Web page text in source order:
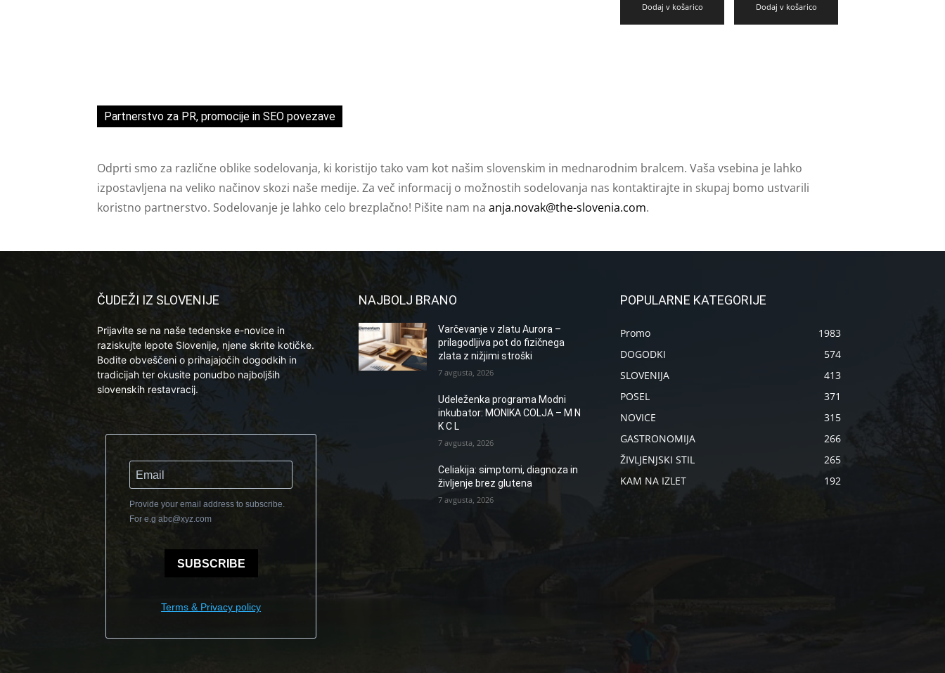
Dodaj v košarico Dodaj v košarico
Partnerstvo za PR, promocije in SEO povezave
Odprti smo za različne oblike sodelovanja, ki koristijo tako vam kot našim slovenskim in mednarodnim bralcem. Vaša vsebina je lahko
izpostavljena na veliko načinov skozi naše medije. Za več informacij o možnostih sodelovanja nas kontaktirajte in skupaj bomo ustvarili
koristno partnerstvo. Sodelovanje je lahko celo brezplačno! Pišite nam na anja.novak@the-slovenia.com.
ČUDEŽI IZ SLOVENIJE
Prijavite se na naše tedenske e-novice in
raziskujte lepote Slovenije, njene skrite kotičke.
Bodite obveščeni o prihajajočih dogodkih in
tradicijah ter okusite ponudbo najboljših
slovenskih restavracij.
Provide your email address to subscribe.
For e.g abc@xyz.com
SUBSCRIBE
Terms & Privacy policy
NAJBOLJ BRANO
Varčevanje v zlatu Aurora –
prilagodljiva pot do fizičnega
zlata z nižjimi stroški
7 avgusta, 2026
Udeleženka programa Modni
inkubator: MONIKA COLJA – M N
K C L
7 avgusta, 2026
Celiakija: simptomi, diagnoza in
življenje brez glutena
7 avgusta, 2026
POPULARNE KATEGORIJE
Promo
1983
DOGODKI
574
SLOVENIJA
413
POSEL
371
NOVICE
315
GASTRONOMIJA
266
ŽIVLJENJSKI STIL
265
KAM NA IZLET
192